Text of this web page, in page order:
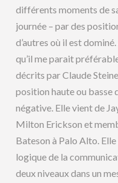
différents moments de
journée – par des
d’autres où il est
qu’il me parait
décrits par Claude
position haute ou basse
négative. Elle vient de
Milton Erickson et
Bateson à Palo Alto. Elle
logique de la
deux niveaux dans un